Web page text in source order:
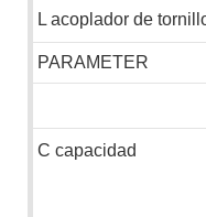
L acoplador de
PARAMETER
C capacidad